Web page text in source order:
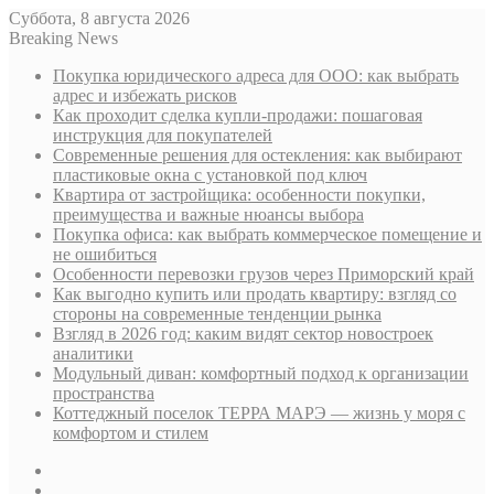
Суббота, 8 августа 2026
Breaking News
Покупка юридического адреса для ООО: как выбрать
адрес и избежать рисков
Как проходит сделка купли-продажи: пошаговая
инструкция для покупателей
Современные решения для остекления: как выбирают
пластиковые окна с установкой под ключ
Квартира от застройщика: особенности покупки,
преимущества и важные нюансы выбора
Покупка офиса: как выбрать коммерческое помещение и
не ошибиться
Особенности перевозки грузов через Приморский край
Как выгодно купить или продать квартиру: взгляд со
стороны на современные тенденции рынка
Взгляд в 2026 год: каким видят сектор новостроек
аналитики
Модульный диван: комфортный подход к организации
пространства
Коттеджный поселок ТЕРРА МАРЭ — жизнь у моря с
комфортом и стилем